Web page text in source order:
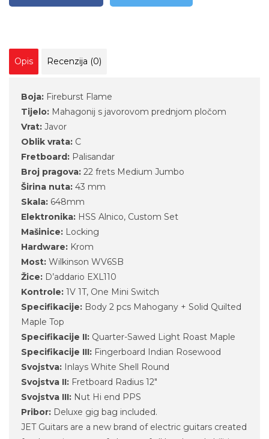
Opis Recenzija (0)
Boja: Fireburst Flame
Tijelo: Mahagonij s javorovom prednjom pločom
Vrat: Javor
Oblik vrata: C
Fretboard: Palisandar
Broj pragova: 22 frets Medium Jumbo
Širina nuta: 43 mm
Skala: 648mm
Elektronika: HSS Alnico, Custom Set
Mašinice: Locking
Hardware: Krom
Most: Wilkinson WV6SB
Žice: D’addario EXL110
Kontrole: 1V 1T, One Mini Switch
Specifikacije: Body 2 pcs Mahogany + Solid Quilted
Maple Top
Specifikacije II: Quarter-Sawed Light Roast Maple
Specifikacije III: Fingerboard Indian Rosewood
Svojstva: Inlays White Shell Round
Svojstva II: Fretboard Radius 12″
Svojstva III: Nut Hi end PPS
Pribor: Deluxe gig bag included.
JET Guitars are a new brand of electric guitars created